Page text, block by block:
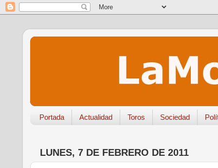
Portada Actualidad Toros Sociedad
LUNES, 7 DE FEBRERO DE 2011